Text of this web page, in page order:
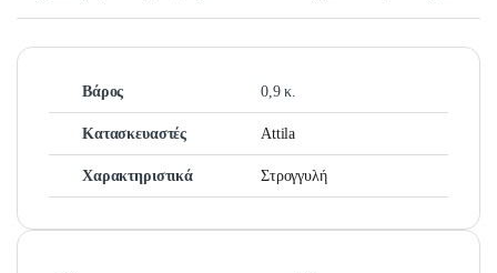
Βάρος 0,9 κ.
Κατασκευαστές Attila
Χαρακτηριστικά Στρογγυλή